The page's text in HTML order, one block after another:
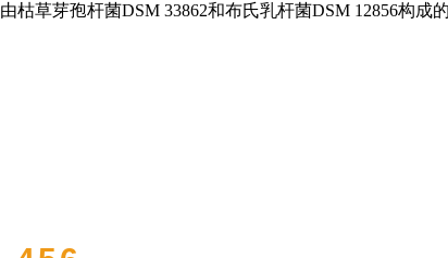
草芽孢杆菌DSM 33862和布氏乳杆菌DSM 12856构成